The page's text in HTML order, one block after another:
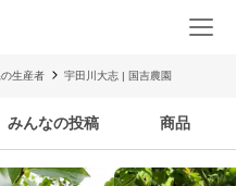
生産者 宇田川大志 | 国吉農園
みんなの投稿 商品